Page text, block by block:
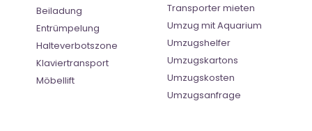
Beiladung
Entrümpelung
Halteverbotszone
Klaviertransport
Möbellift
Transporter mieten
Umzug mit Aquarium
Umzugshelfer
Umzugskartons
Umzugskosten
Umzugsanfrage